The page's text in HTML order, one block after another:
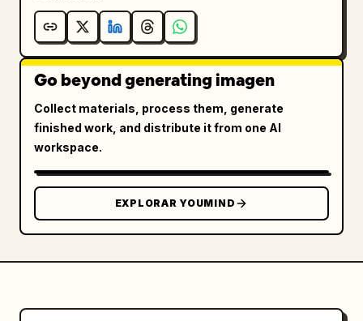
Go beyond generating imagen
Collect materials, process them, generate
finished work, and distribute it from one AI
workspace.
EXPLORAR YOUMIND